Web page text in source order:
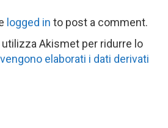
logged in to post a comment.
Akismet per ridurre lo
elaborati i dati derivati